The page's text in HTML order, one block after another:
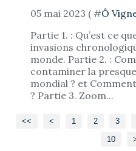
05 mai 2023 ( #Ô
Partie 1. : Qu’est ce
invasions
monde. Partie 2. :
contaminer la
mondial ? et
? Partie 3. Zoom...
<< < 1 2 3
10